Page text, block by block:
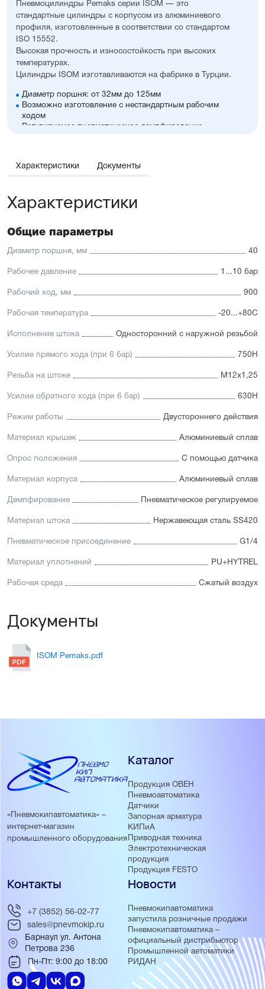
Пневмоцилиндры Pemaks серии ISOM — это
стандартные цилиндры с корпусом из алюминиевого
профиля, изготовленные в соответствии со стандартом
ISO 15552.
Высокая прочность и износостойкость при высоких
температурах.
Цилиндры ISOM изготавливаются на фабрике в Турции.
Диаметр поршня: от 32мм до 125мм
Возможно изготовление с нестандартным рабочим
ходом
Регулируемое пневматическое демпфирование
Корпус из алюминия с элоксаловым покрытием,
Характеристики Документы
Характеристики
Общие параметры
Диаметр поршня, мм 40
Рабочее давление 1...10 бар
Рабочий ход, мм 900
Рабочая температура -20...+80С
Исполнение штока Односторонний с наружной резьбой
Усилие прямого хода (при 6 бар) 750Н
Резьба на штоке М12х1,25
Усилие обратного хода (при 6 бар) 630Н
Режим работы Двустороннего действия
Материал крышек Алюминиевый сплав
Опрос положения С помощью датчика
Материал корпуса Алюминиевый сплав
Демпфирование Пневматическое регулируемое
Материал штока Нержавеющая сталь SS420
Пневматическое присоединение G1/4
Материал уплотнений PU+HYTREL
Рабочая среда Сжатый воздух
Документы
ISOM Pemaks.pdf
«Пневмокипавтоматика» –
интернет-магазин
промышленного оборудования
Каталог
Продукция ОВЕН
Пневмоавтоматика
Датчики
Запорная арматура
КИПиА
Приводная техника
Электротехническая
продукция
Продукция FESTO
Новости
Пневмокипавтоматика
запустила розничные продажи
Пневмокипавтоматика –
официальный дистрибьютор
Промышленной автоматики
РИДАН
Контакты
+7 (3852) 56-02-77
sales@pnevmokip.ru
Барнаул ул. Антона
Петрова 236
Пн-Пт: 9:00 до 18:00